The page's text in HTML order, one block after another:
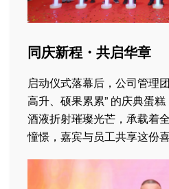
同庆新程・共启华章
启动仪式落幕后，公司管理
高升、硕果累累” 的庆典蛋
酒液折射璀璨光芒，承载着
憧憬，嘉宾与员工共享这份喜